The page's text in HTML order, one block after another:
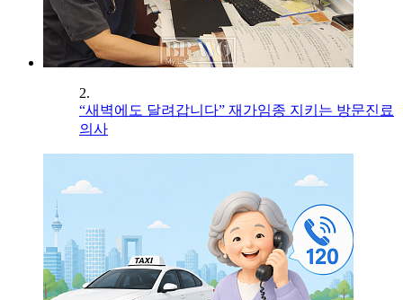
2.
“새벽에도 달려갑니다” 재가임종 지키는 방문진료
의사